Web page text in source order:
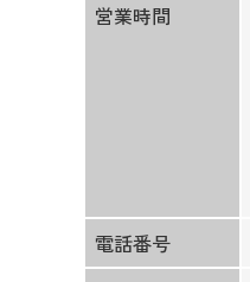
営業時間
電話番号